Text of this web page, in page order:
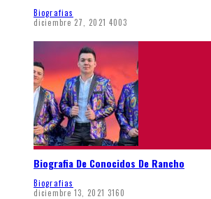
Biografias
diciembre 27, 2021 4003
Biografia De Conocidos De Rancho
Biografias
diciembre 13, 2021 3160